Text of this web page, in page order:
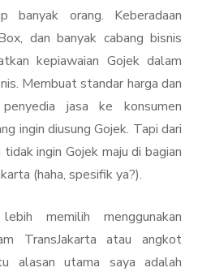
banyak orang. Keberadaan
dan banyak cabang bisnis
kepiawaian Gojek dalam
Membuat standar harga dan
penyedia jasa ke konsumen
ingin diusung Gojek. Tapi dari
ingin Gojek maju di bagian
(haha, spesifik ya?).
memilih menggunakan
TransJakarta atau angkot
alasan utama saya adalah